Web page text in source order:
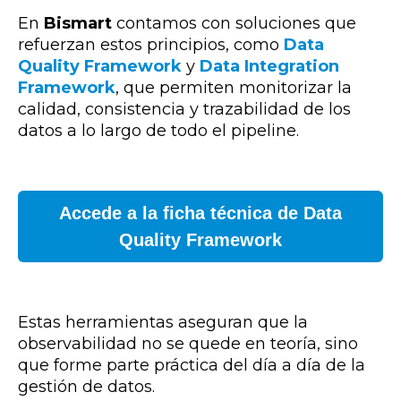
En Bismart contamos con soluciones que
refuerzan estos principios, como Data
Quality Framework y Data Integration
Framework, que permiten monitorizar la
calidad, consistencia y trazabilidad de los
datos a lo largo de todo el pipeline.
Accede a la ficha técnica de Data
Quality Framework
Estas herramientas aseguran que la
observabilidad no se quede en teoría, sino
que forme parte práctica del día a día de la
gestión de datos.